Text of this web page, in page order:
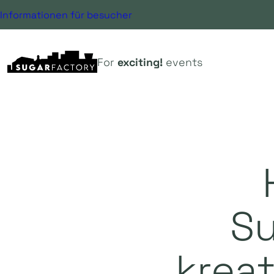
Informationen für besucher
For exciting! events